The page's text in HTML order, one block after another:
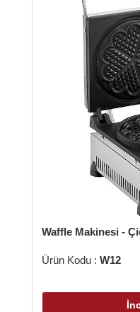
Waffle Makinesi -
Ürün Kodu : W12